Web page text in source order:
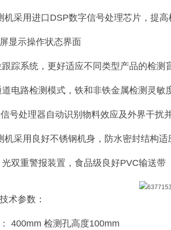
采用进口DSP数字信号处理芯片，提高
显示操作状态界面
踪系统，更好适应不同类型产品的检测
电路检测模式，铁和非铁金属检测灵敏
号处理器自动识别物料效应及外界干扰
采用良好不锈钢机身，防水密封结构适
双重警报装置，食品级良好PVC输送带
术参数：
400mm 检测孔高度100mm